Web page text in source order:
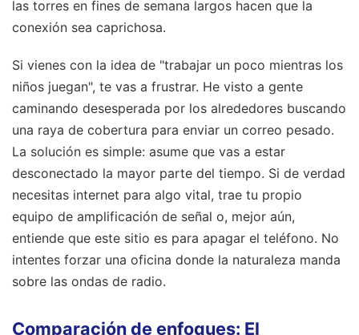
las torres en fines de semana largos hacen que la
conexión sea caprichosa.
Si vienes con la idea de "trabajar un poco mientras los
niños juegan", te vas a frustrar. He visto a gente
caminando desesperada por los alrededores buscando
una raya de cobertura para enviar un correo pesado.
La solución es simple: asume que vas a estar
desconectado la mayor parte del tiempo. Si de verdad
necesitas internet para algo vital, trae tu propio
equipo de amplificación de señal o, mejor aún,
entiende que este sitio es para apagar el teléfono. No
intentes forzar una oficina donde la naturaleza manda
sobre las ondas de radio.
Comparación de enfoques: El